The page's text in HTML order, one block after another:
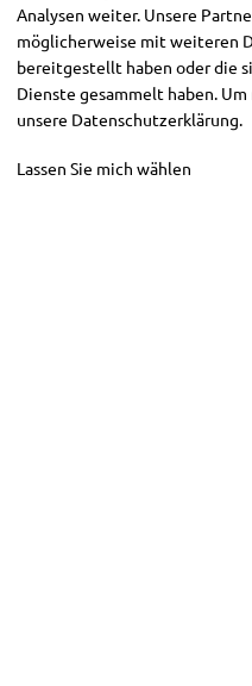
Analysen weiter. Unsere
möglicherweise mit weiteren
bereitgestellt haben oder die
Dienste gesammelt haben.
unsere Datenschutzerklärung.
Lassen Sie mich wählen